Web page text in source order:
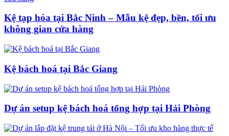
Kệ tạp hóa tại Bắc Ninh – Mẫu kệ đẹp, bền, tối ưu
không gian cửa hàng
Kệ bách hoá tại Bắc Giang
Dự án setup kệ bách hoá tổng hợp tại Hải Phòng